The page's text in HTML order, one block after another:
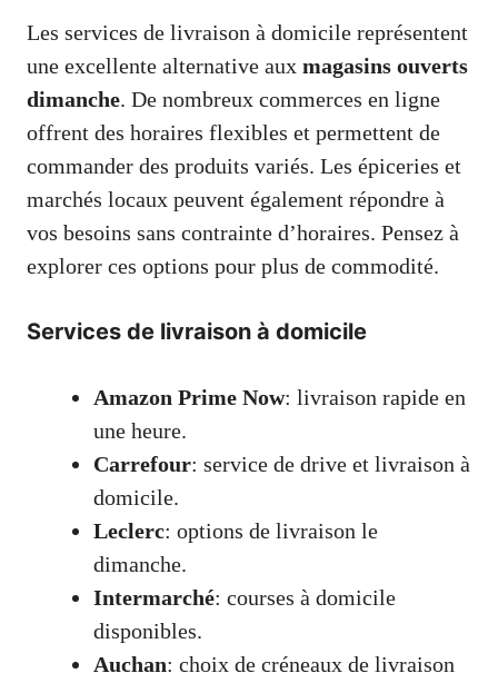
Les services de livraison à domicile représentent
une excellente alternative aux magasins ouverts
dimanche. De nombreux commerces en ligne
offrent des horaires flexibles et permettent de
commander des produits variés. Les épiceries et
marchés locaux peuvent également répondre à
vos besoins sans contrainte d’horaires. Pensez à
explorer ces options pour plus de commodité.
Services de livraison à domicile
Amazon Prime Now: livraison rapide en
une heure.
Carrefour: service de drive et livraison à
domicile.
Leclerc: options de livraison le
dimanche.
Intermarché: courses à domicile
disponibles.
Auchan: choix de créneaux de livraison